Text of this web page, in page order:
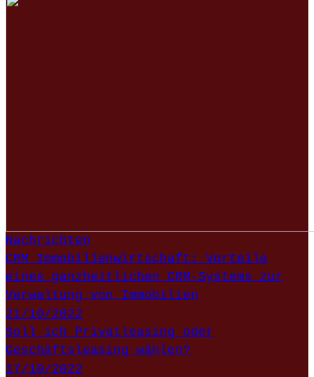
Nachrichten
CRM Immobilienwirtschaft: Vorteile
eines ganzheitlichen CRM-Systems zur
Verwaltung von Immobilien
21/10/2022
Soll ich Privatleasing oder
Geschäftsleasing wählen?
17/10/2022